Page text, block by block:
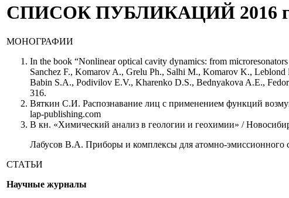
СПИСОК ПУБЛИКАЦИЙ 2016
МОНОГРАФИИ
In the book “Nonlinear optical cavity dynamics: from
Sanchez F., Komarov A., Grelu Ph., Salhi M., Komarov K.,
Babin S.A., Podivilov E.V., Kharenko D.S., Bednyakova A.E.,
316.
Вяткин С.И. Распознавание лиц с применением функций
lap-publishing.com
В кн. «Химический анализ в геологии и геохимии» /
Лабусов В.А. Приборы и комплексы для атомно-
СТАТЬИ
Научные журналы